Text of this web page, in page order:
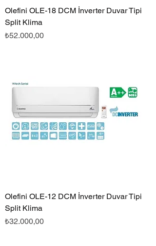
Olefini OLE-18 DCM İnverter Duvar Tipi
Split Klima
Fiyat
₺52.000,00
Olefini OLE-12 DCM İnverter Duvar Tipi
Split Klima
Fiyat
₺32.000,00